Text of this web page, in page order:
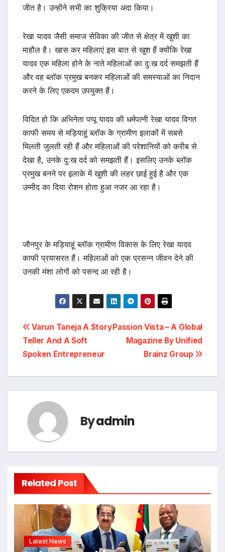
जीत है। उन्होंने सभी का शुक्रिया अदा किया।
रेखा यादव जैसी समाज सेविका की जीत से क्षेत्र में खुशी का
माहौल है। खास कर महिलाएं इस बात से खुश हैं क्योंकि रेखा
यादव एक महिला होने के नाते महिलाओं का दुःख दर्द समझती हैं
और वह ब्लॉक प्रमुख बनकर महिलाओं की समस्याओं का निदान
करने के लिए एकदम उपयुक्त हैं।
विदित हो कि अभिनेता पप्पू यादव की धर्मपत्नी रेखा यादव विगत
काफी समय से मड़ियाहूं ब्लॉक के ग्रामीण इलाकों में सबसे
मिलती जुलती रही हैं और महिलाओं की परेशानियों को करीब से
देखा है, उनके दुःख दर्द को समझती हैं। इसलिए उनके ब्लॉक
प्रमुख बनने पर इलाके में खुशी की लहर छाई हुई है और एक
उम्मीद का दिया रोशन होता हुआ नजर आ रहा है।
जौनपुर के मड़ियाहूं ब्लॉक ग्रामीण विकास के लिए रेखा यादव
काफी प्रयासरत हैं। महिलाओं को एक प्रसन्न जीवन देने की
उनकी मंशा लोगों को पसन्द आ रही है।
Post
navigation
Passion Vista – A Global
Magazine By Unified
Brainz Group
Varun Taneja A Story
Teller And A Soft
Spoken Entrepreneur
Byadmin
Related Post
Latest News